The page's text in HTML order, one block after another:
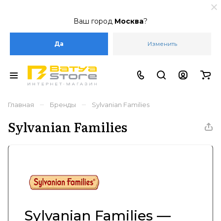
Ваш город Москва?
Да Изменить
Главная – Бренды – Sylvanian Families
Sylvanian Families
Sylvanian Families —